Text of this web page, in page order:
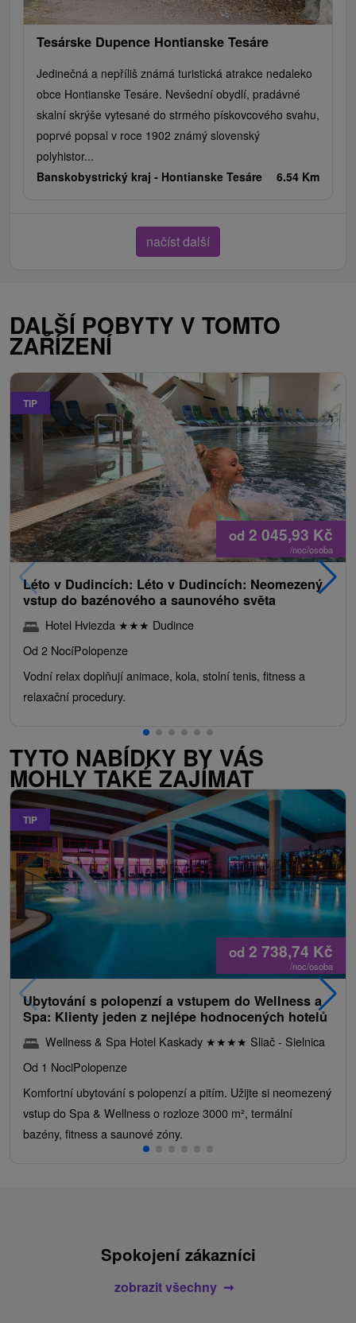
Tesárske Dupence Hontianske Tesáre
Jedinečná a nepříliš známá turistická atrakce nedaleko
obce Hontianske Tesáre. Nevšední obydlí, pradávné
skalní skrýše vytesané do strmého pískovcového svahu,
poprvé popsal v roce 1902 známý slovenský
polyhistor...
Banskobystrický kraj - Hontianske Tesáre 6.54 Km
načíst další
DALŠÍ POBYTY V TOMTO
ZAŘÍZENÍ
TIP
od 2 045,93 Kč
/noc/osoba
Léto v Dudincích: Léto v Dudincích: Neomezený
vstup do bazénového a saunového světa
Hotel Hviezda ★★★ Dudince
Od 2 NocíPolopenze
Vodní relax doplňují animace, kola, stolní tenis, fitness a
relaxační procedury.
TYTO NABÍDKY BY VÁS
MOHLY TAKÉ ZAJÍMAT
TIP
od 2 738,74 Kč
/noc/osoba
Ubytování s polopenzí a vstupem do Wellness a
Spa: Klienty jeden z nejlépe hodnocených hotelů
Wellness & Spa Hotel Kaskady ★★★★ Sliač - Sielnica
Od 1 NociPolopenze
Komfortní ubytování s polopenzí a pitím. Užijte si neomezený
vstup do Spa & Wellness o rozloze 3000 m², termální
bazény, fitness a saunové zóny.
Spokojení zákazníci
zobrazit všechny